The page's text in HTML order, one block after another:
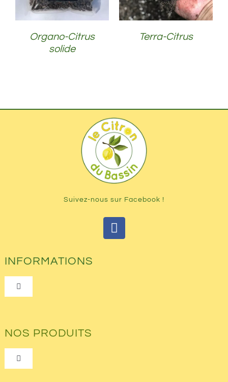
Organo-Citrus
solide
Terra-Citrus
Suivez-nous sur Facebook !
INFORMATIONS
Toggle
Navigation
Les tarifs
NOS PRODUITS
Toggle
Navigation